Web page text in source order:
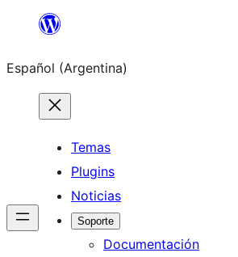
Saltar
contenido
Español (Argentina)
Temas
Plugins
Noticias
Soporte
Documentación